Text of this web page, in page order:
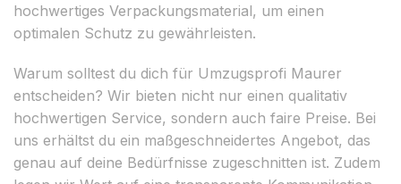
hochwertiges Verpackungsmaterial, um einen
optimalen Schutz zu gewährleisten.
Warum solltest du dich für Umzugsprofi Maurer
entscheiden? Wir bieten nicht nur einen qualitativ
hochwertigen Service, sondern auch faire Preise. Bei
uns erhältst du ein maßgeschneidertes Angebot, das
genau auf deine Bedürfnisse zugeschnitten ist. Zudem